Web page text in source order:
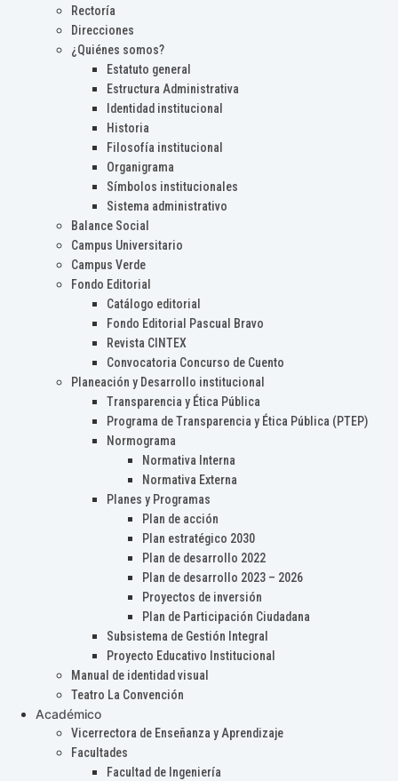
Rectoría
Direcciones
¿Quiénes somos?
Estatuto general
Estructura Administrativa
Identidad institucional
Historia
Filosofía institucional
Organigrama
Símbolos institucionales
Sistema administrativo
Balance Social
Campus Universitario
Campus Verde
Fondo Editorial
Catálogo editorial
Fondo Editorial Pascual Bravo
Revista CINTEX
Convocatoria Concurso de Cuento
Planeación y Desarrollo institucional
Transparencia y Ética Pública
Programa de Transparencia y Ética Pública (PTEP)
Normograma
Normativa Interna
Normativa Externa
Planes y Programas
Plan de acción
Plan estratégico 2030
Plan de desarrollo 2022
Plan de desarrollo 2023 – 2026
Proyectos de inversión
Plan de Participación Ciudadana
Subsistema de Gestión Integral
Proyecto Educativo Institucional
Manual de identidad visual
Teatro La Convención
Académico
Vicerrectora de Enseñanza y Aprendizaje
Facultades
Facultad de Ingeniería